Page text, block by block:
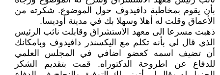
بأن يقوم بمخاطبة دافيدوف حول الموضوع. شكرته من
الأعماق وقلت له أهلا وسهلا بك في مدينة أوديسا.
ذهبت مسرعا الى معهد الاستشراق وقابلت نائب الرئيس
الذي قال لي بأنه تكلم مع اليكسندر دافيدوف وبامكانك
أن تضيف اسمه كعضو اضافي في المجلس العلمي
للدفاع عن اطروحة الدكتوراه. قمت بتقديم الشكر